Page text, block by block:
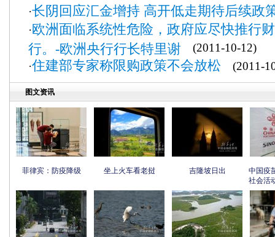
·长阴回应汇金增持 高开低走期待后续政
·欧洲面临系统性危险，政府应尽快推行
行。-欧洲央行行长特里谢 (2011-10-12)
·住建部专家称限购政策不会放松 (2011-
图文资讯
菲律宾：防疫降级 坐上火车看老挝 吉隆坡日出
中国疫
社会活